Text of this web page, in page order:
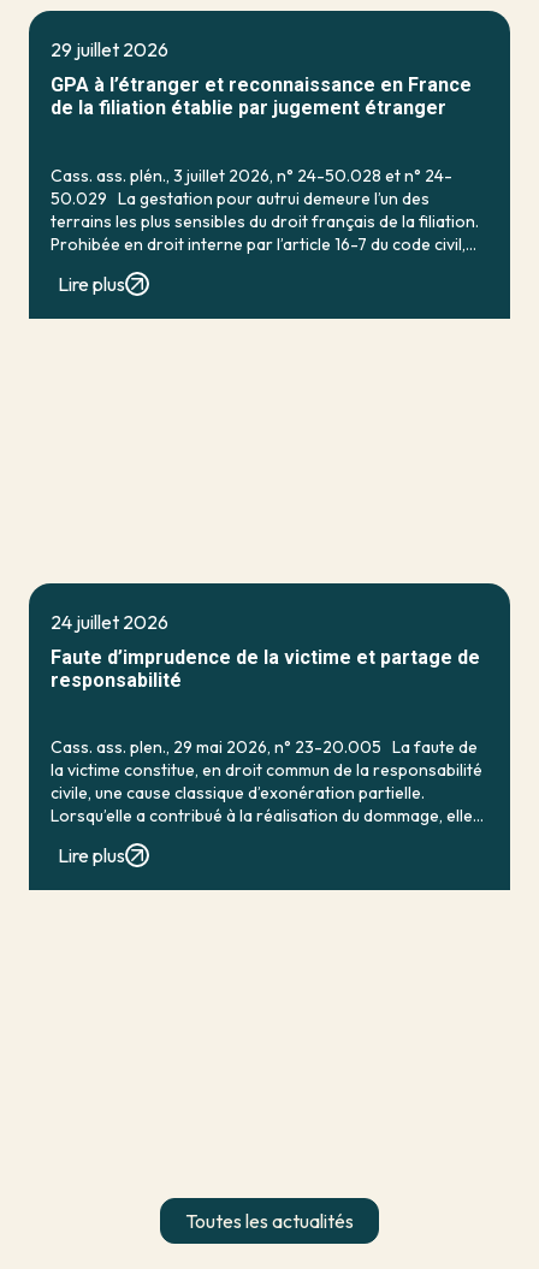
29 juillet 2026
GPA à l’étranger et reconnaissance en France
de la filiation établie par jugement étranger
Cass. ass. plén., 3 juillet 2026, n° 24-50.028 et n° 24-
50.029 La gestation pour autrui demeure l’un des
terrains les plus sensibles du droit français de la filiation.
Prohibée en droit interne par l’article 16-7 du code civil,
Lire plus
24 juillet 2026
Faute d’imprudence de la victime et partage de
responsabilité
Cass. ass. plen., 29 mai 2026, n° 23-20.005 La faute de
la victime constitue, en droit commun de la responsabilité
civile, une cause classique d’exonération partielle.
Lorsqu’elle a contribué à la réalisation du dommage, elle
conduit en principe à […]
Lire plus
Toutes les actualités